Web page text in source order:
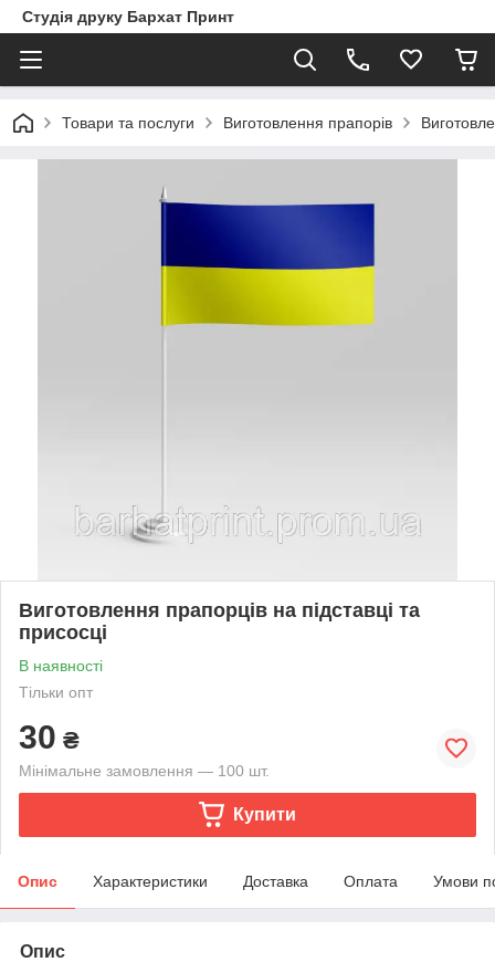
Студія друку Бархат Принт
Товари та послуги Виготовлення прапорів
Виготовлення прапорців на підставці та
присосці
В наявності
Тільки опт
30 ₴
Мінімальне замовлення — 100 шт.
Купити
Опис Характеристики Доставка Оплата Умови
Опис